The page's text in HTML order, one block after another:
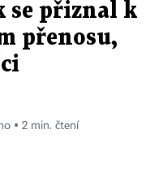
se přiznal k
přenosu,
▪ 2 min. čtení